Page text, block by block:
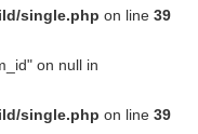
single.php on line 39
on null in
single.php on line 39